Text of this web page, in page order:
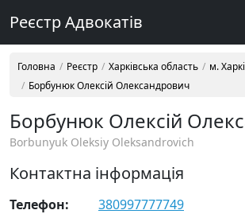
Реєстр Адвокатів
Головна Реєстр Харківська область
м.
Борбунюк Олексій Олександрович
Борбунюк Олексій
Borbunyuk Oleksiy Oleksandrovich
Контактна інформація
Телефон:
380997777749